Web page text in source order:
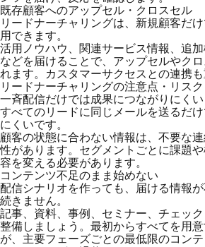
既存顧客へのアップセル・クロスセル
リードナーチャリングは、新規顧客だ
用できます。
活用ノウハウ、関連サービス情報、追
などを届けることで、アップセルやク
れます。カスタマーサクセスとの連携も
リードナーチャリングの注意点・リスク
一斉配信だけでは成果につながりにくい
すべてのリードに同じメールを送るだ
にくいです。
顧客の状態に合わない情報は、不要な
性があります。セグメントごとに課題
容を変える必要があります。
コンテンツ不足のまま始めない
配信シナリオを作っても、届ける情報
続きません。
記事、資料、事例、セミナー、チェッ
整備しましょう。最初からすべてを用
が、主要フェーズごとの最低限のコンテ